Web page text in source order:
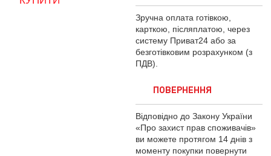
Зручна оплата готівкою,
карткою, післяплатою, через
систему Приват24 або за
безготівковим розрахунком (з
ПДВ).
ПОВЕРНЕННЯ
Відповідно до Закону України
«Про захист прав споживачів»
ви можете протягом 14 днів з
моменту покупки повернути